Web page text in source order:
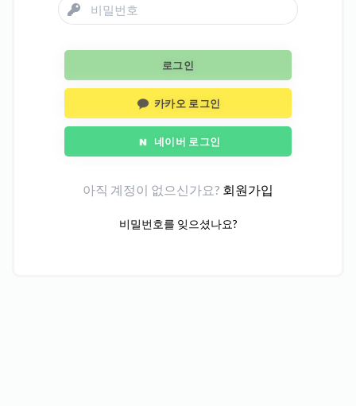
로그인
카카오 로그인
네이버 로그인
아직 계정이 없으신가요? 회원가입
비밀번호를 잊으셨나요?